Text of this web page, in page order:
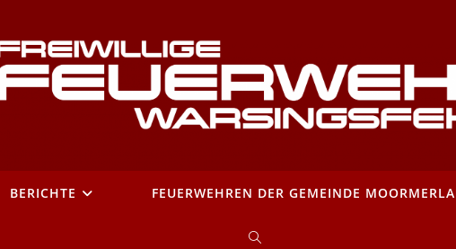
BERICHTE FEUERWEHREN DER GEMEINDE
WEBSITE-